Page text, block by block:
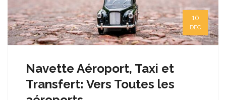
Navette Aéroport, Taxi et
Transfert: Vers Toutes les
10
DÉC